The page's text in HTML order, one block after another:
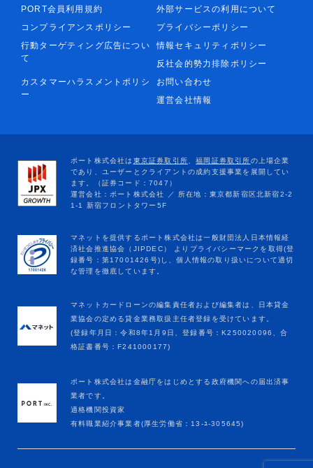
PORT会員利用規約
外部サービスの利用について
コンプライアンスポリシー
プライバシーポリシー
行動ターゲティング広告につい
て
情報セキュリティポリシー
反社会的勢力排除ポリシー
カスタマーハラスメントポリシ
ー
お問い合わせ
運営会社情報
マネットカードローンの編集責任者および編集者は、日本貸金
業協会の定める貸金業務取扱主任者登録を受けています。
(登録年月日：令和8年1月9日、登録番号：K250020096、合
格証書番号：F241000177)
ポート株式会社は金融庁をはじめとする政府機関への届出済事
業者です。
適格機関投資家
有料職業紹介事業者(厚生労働省：13-ﾕ-305645)